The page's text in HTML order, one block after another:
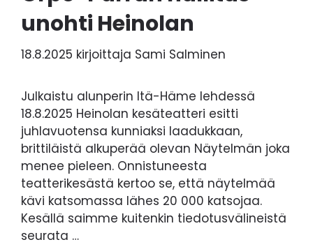
unohti Heinolan
18.8.2025 kirjoittaja Sami Salminen
Julkaistu alunperin Itä-Häme lehdessä
18.8.2025 Heinolan kesäteatteri esitti
juhlavuotensa kunniaksi laadukkaan,
brittiläistä alkuperää olevan Näytelmän joka
menee pieleen. Onnistuneesta
teatterikesästä kertoo se, että näytelmää
kävi katsomassa lähes 20 000 katsojaa.
Kesällä saimme kuitenkin tiedotusvälineistä
seurata …